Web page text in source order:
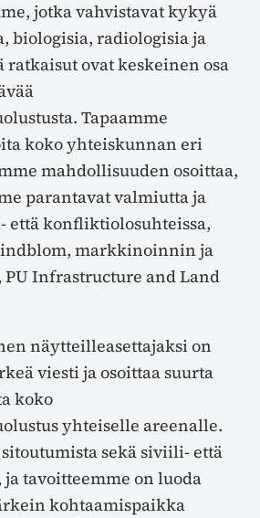
jotka vahvistavat kykyä
biologisia, radiologisia ja
ovat keskeinen osa
Tapaamme
koko yhteiskunnan eri
mahdollisuuden osoittaa,
parantavat valmiutta ja
että konfliktiolosuhteissa,
markkinoinnin ja
Infrastructure and Land
näytteilleasettajaksi on
viesti ja osoittaa suurta
koko
yhteiselle areenalle.
sekä siviili- että
tavoitteemme on luoda
kohtaamispaikka